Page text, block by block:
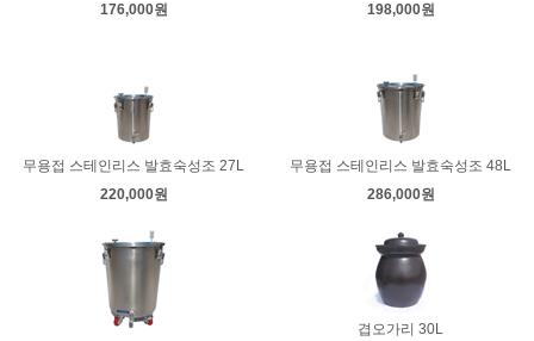
176,000원
198,000원
무용접 스테인리스 발효숙성조 27L
220,000원
무용접 스테인리스 발효숙성조 48L
286,000원
겹오가리 30L